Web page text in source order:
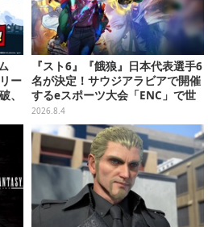
ー
、
『スト6』『餓狼』日本代表選手6
名が決定！サウジアラビアで開催
するeスポーツ大会「ENC」で世
界に挑む
2026.8.4